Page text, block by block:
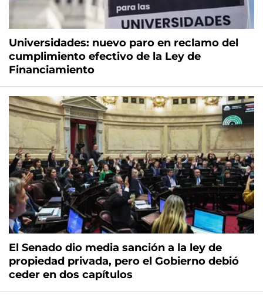
Universidades: nuevo paro en reclamo del
cumplimiento efectivo de la Ley de
Financiamiento
El Senado dio media sanción a la ley de
propiedad privada, pero el Gobierno debió
ceder en dos capítulos